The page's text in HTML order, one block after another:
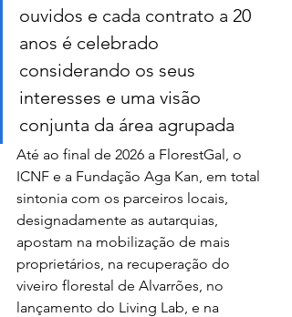
ouvidos e cada contrato a 20
anos é celebrado
considerando os seus
interesses e uma visão
conjunta da área agrupada
Até ao final de 2026 a FlorestGal, o
ICNF e a Fundação Aga Kan, em total
sintonia com os parceiros locais,
designadamente as autarquias,
apostam na mobilização de mais
proprietários, na recuperação do
viveiro florestal de Alvarrões, no
lançamento do Living Lab, e na